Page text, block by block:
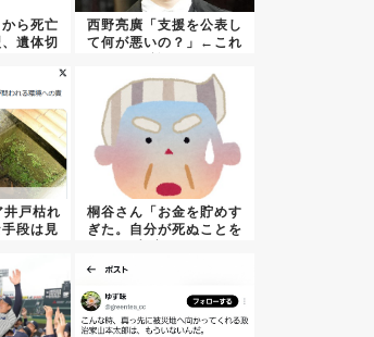
ら死亡
遺体切
西野亮廣「支援を公表し
て何が悪いの？」←これ
戸枯れ
段は見
桐谷さん「お金を貯めす
ぎた。自分が死ぬことを